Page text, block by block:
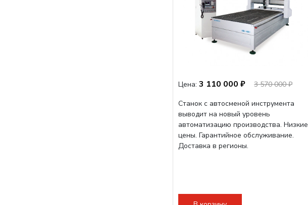
Цена: 3 110 000 ₽
3 570 000 ₽
Станок с автосменой инструмента
выводит на новый уровень
автоматизацию производства. Низкие
цены. Гарантийное обслуживание.
Доставка в регионы.